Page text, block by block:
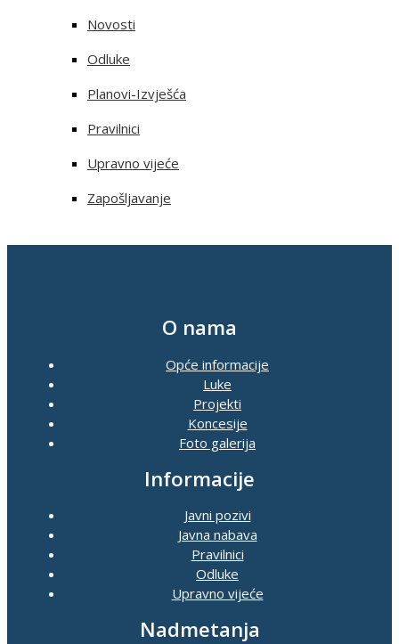
Novosti
Odluke
Planovi-Izvješća
Pravilnici
Upravno vijeće
Zapošljavanje
O nama
Opće informacije
Luke
Projekti
Koncesije
Foto galerija
Informacije
Javni pozivi
Javna nabava
Pravilnici
Odluke
Upravno vijeće
Nadmetanja